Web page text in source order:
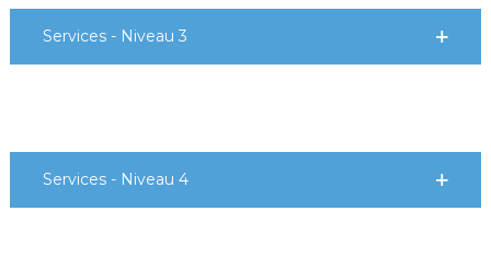
Services - Niveau 3
Services - Niveau 4